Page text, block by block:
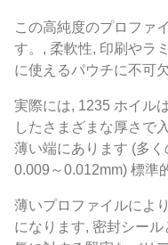
この高純度のプロファ
す。, 柔軟性, 印刷やラ
に使えるパウチに不可
実際には, 1235 ホイル
したさまざまな厚さで
薄い端にあります (多
0.009～0.012mm) 標準
薄いプロファイルによ
になります, 密封シー